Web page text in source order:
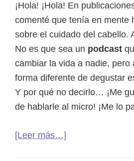
¡Hola! ¡Hola! En
comenté que tenía en mente
sobre el cuidado del cabello.
No es que sea un podcast
cambiar la vida a nadie, pero
forma diferente de degustar
Y por qué no decirlo… ¡Me
de hablarle al micro! ¡Me lo
[Leer más…]